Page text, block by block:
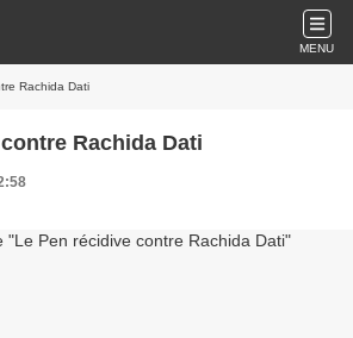
MENU
Rachida Dati
Rachida Dati